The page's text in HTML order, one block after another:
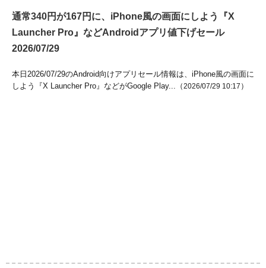
通常340円が167円に、iPhone風の画面にしよう『X
Launcher Pro』などAndroidアプリ値下げセール
2026/07/29
本日2026/07/29のAndroid向けアプリセール情報は、iPhone風の画面に
しよう『X Launcher Pro』などがGoogle Play...（2026/07/29 10:17 ）